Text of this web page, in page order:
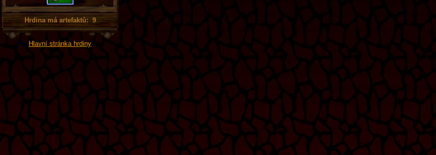
Hrdina má artefaktů: 9
Hlavní stránka hrdiny